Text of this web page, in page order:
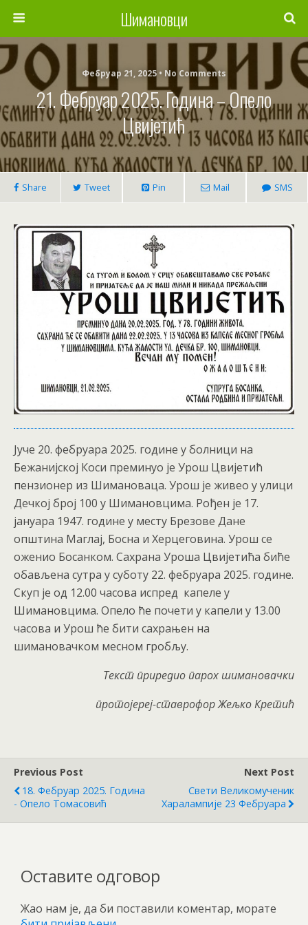
Шимановци
Фебруар 21, 2025 • No Comments
21. Фебруар 2025. Година – Опело
Цвијетић
Share Tweet Pin Mail SMS
Јуче 20. фебруара 2025. године у болници на
Бежанијској Коси преминуо је Урош Цвијетић
пензионер из Шимановаца. Урош је живео у улици
Дечкој број 100 у Шимановцима. Рођен је 17.
јануара 1947. године у месту Брезове Дане
општина Маглај, Босна и Херцеговина. Урош се
оженио Босанком. Сахрана Уроша Цвијетића биће
обављена сутра у суботу 22. фебруара 2025. године.
Скуп је од 12.00 часова испред капеле у
Шимановцима. Опело ће почети у капели у 13.00
часова и Урош ће бити сахрањен на
шимановачком месном гробљу.
Текст приредио парох шимановачки
протојереј-ставрофорЖељко Кретић
Previous Post
18. Фебруар 2025. Година
- Опело Томасовић
Next Post
Свети Великомученик
Харалампије 23 Фебруара
Оставите одговор
Жао нам је, да би поставили коментар, морате